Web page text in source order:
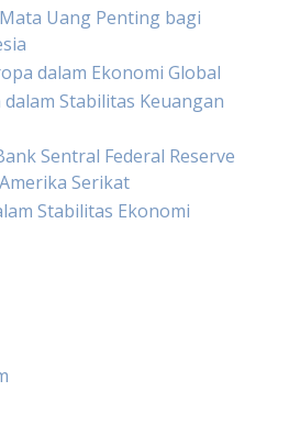
Uang Penting bagi
dalam Ekonomi Global
Stabilitas Keuangan
Sentral Federal Reserve
Serikat
Stabilitas Ekonomi